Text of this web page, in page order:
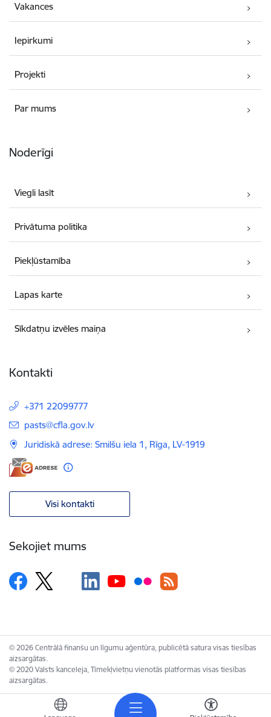
Vakances
Iepirkumi
Projekti
Par mums
Noderīgi
Viegli lasīt
Privātuma politika
Piekļūstamība
Lapas karte
Sīkdatņu izvēles maiņa
Kontakti
+371 22099777
E-pasts:
pasts@cfla.gov.lv
Juridiskā adrese: Smilšu iela 1, Rīga, LV-1919
Visi kontakti
Sekojiet mums
© 2026 Centrālā finanšu un līgumu aģentūra, publicētā satura visas tiesības
aizsargātas.
© 2020 Valsts kanceleja, Tīmekļvietņu vienotās platformas visas tiesības
aizsargātas.